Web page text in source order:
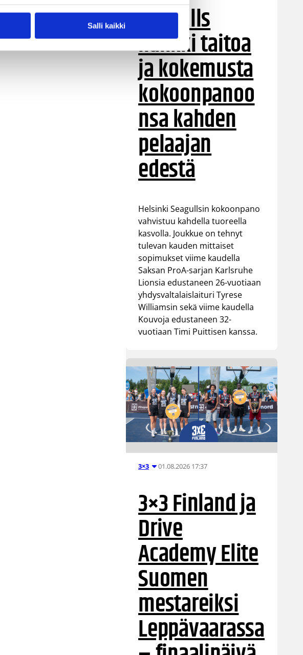
Salli kaikki Seagulls
hankki taitoa
ja kokemusta
kokoonpanoo
nsa kahden
pelaajan
edestä
Helsinki Seagullsin kokoonpano
vahvistuu kahdella tuoreella
kasvolla. Joukkue on tehnyt
tulevan kauden mittaiset
sopimukset viime kaudella
Saksan ProA-sarjan Karlsruhe
Lionsia edustaneen 26-vuotiaan
yhdysvaltalaislaituri Tyrese
Williamsin sekä viime kaudella
Kouvoja edustaneen 32-
vuotiaan Timi Puittisen kanssa.
3×3 01.08.2026 17:37
3×3 Finland ja
Drive
Academy Elite
Suomen
mestareiksi
Leppävaarassa